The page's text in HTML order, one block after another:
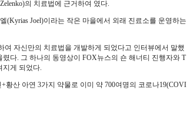
의 치료법에 근거하여 였다.
(Kyrias Joel)이라는 작은 마을에서 외래 진료소를 운영하는
자신만의 치료법을 개발하게 되었다고 인터뷰에서 말했
다. 그 하나의 동영상이 FOX뉴스의 숀 해너티 진행자와 T
게 되었다.
산 아연 3가지 약물로 이미 약 700여명의 코로나19(COVI